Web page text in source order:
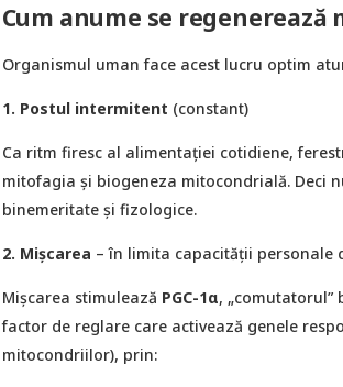
Cum anume se
Organismul uman face acest lucru optim
1. Postul intermitent (constant)
Ca ritm firesc al alimentaţiei cotidiene,
mitofagia și biogeneza mitocondrială. Deci
binemeritate şi fizologice.
2. Mișcarea – în limita capacităţii personale
Mișcarea stimulează PGC-1α,
factor de reglare care activează genele
mitocondriilor), prin: